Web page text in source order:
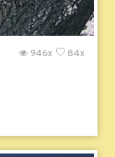
84x
946x